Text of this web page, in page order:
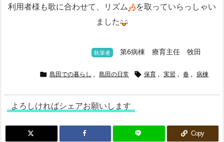
利用者様も歌に合わせて、リズム
を取っていらっしゃい
ました
執筆者 第6病棟 療育主任 牧田
 島田での暮らし , 島田の日常  保育 , 実習 , 春 , 病棟
よろしければシェアお願いします
Copy